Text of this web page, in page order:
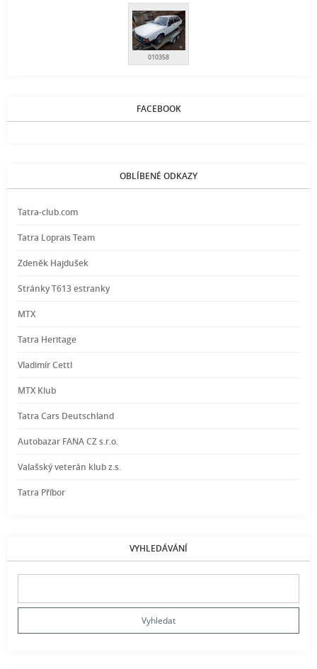
010358
FACEBOOK
OBLÍBENÉ ODKAZY
Tatra-club.com
Tatra Loprais Team
Zdeněk Hajdušek
Stránky T613 estranky
MTX
Tatra Heritage
Vladimír Cettl
MTX Klub
Tatra Cars Deutschland
Autobazar FANA CZ s.r.o.
Valašský veterán klub z.s.
Tatra Příbor
VYHLEDÁVÁNÍ